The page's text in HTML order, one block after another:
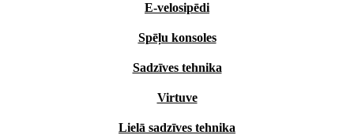
E-velosipēdi
Spēļu konsoles
Sadzīves tehnika
Virtuve
Lielā sadzīves tehnika